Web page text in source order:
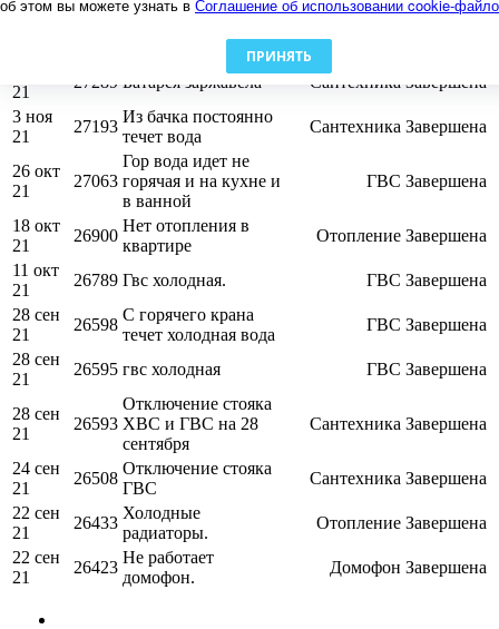
Батареи едва теплые Отопление
21
27289 Батарея заржавела Сантехника Завершена
3 ноя
21
27193
Из бачка постоянно
течет вода
Сантехника Завершена
26 окт
21
27063
Гор вода идет не
горячая и на кухне и
в ванной
ГВС Завершена
18 окт
21
26900
Нет отопления в
квартире
Отопление Завершена
11 окт
21
26789 Гвс холодная. ГВС Завершена
28 сен
21
26598
С горячего крана
течет холодная вода
ГВС Завершена
28 сен
21
26595 гвс холодная ГВС Завершена
28 сен
21
26593
Отключение стояка
ХВС и ГВС на 28
сентября
Сантехника Завершена
24 сен
21
26508
Отключение стояка
ГВС
Сантехника Завершена
22 сен
21
26433
Холодные
радиаторы.
Отопление Завершена
22 сен
21
26423
Не работает
домофон.
Домофон Завершена
об этом вы можете узнать в Соглашение об использовании cookie-
ПРИНЯТЬ